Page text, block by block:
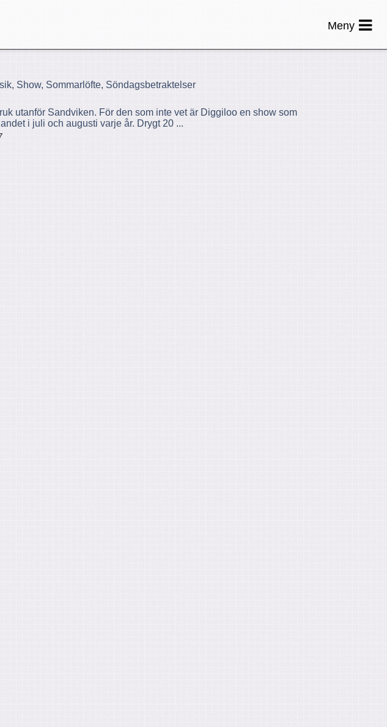
Show, Sommarlöfte, Söndagsbetraktelser
utanför Sandviken. För den som inte vet är Diggiloo en show som
i juli och augusti varje år. Drygt 20 ...
Meny